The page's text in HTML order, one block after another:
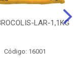
LAR-1,1KG
Código: 16001